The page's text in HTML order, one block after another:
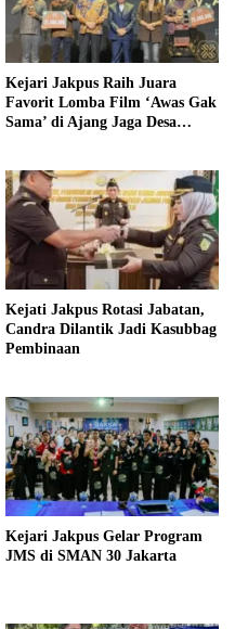
Kejari Jakpus Raih Juara
Favorit Lomba Film ‘Awas Gak
Sama’ di Ajang Jaga Desa
Kejati Jakpus Rotasi Jabatan,
Candra Dilantik Jadi Kasubbag
Pembinaan
Kejari Jakpus Gelar Program
JMS di SMAN 30 Jakarta